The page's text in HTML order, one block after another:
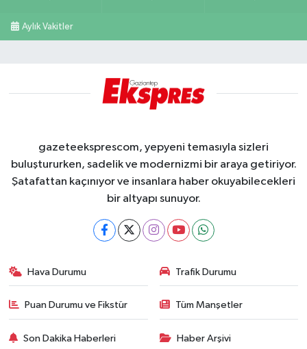
Aylık Vakitler
gazeteeksprescom, yepyeni temasıyla sizleri
buluştururken, sadelik ve modernizmi bir araya getiriyor.
Şatafattan kaçınıyor ve insanlara haber okuyabilecekleri
bir altyapı sunuyor.
Hava Durumu Trafik Durumu
Puan Durumu ve Fikstür Tüm Manşetler
Son Dakika Haberleri Haber Arşivi